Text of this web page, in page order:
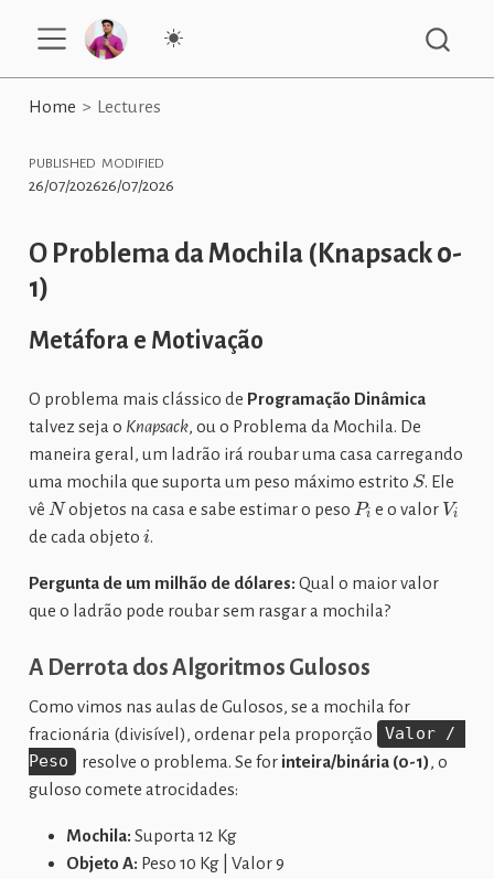
Home Lectures
PUBLISHED
26/07/2026
MODIFIED
26/07/2026
O Problema da Mochila (Knapsack 0-
1)
Metáfora e Motivação
O problema mais clássico de Programação Dinâmica
talvez seja o Knapsack, ou o Problema da Mochila. De
maneira geral, um ladrão irá roubar uma casa carregando
uma mochila que suporta um peso máximo estrito S. Ele
vê N objetos na casa e sabe estimar o peso Pi e o valor Vi
de cada objeto i.
Pergunta de um milhão de dólares: Qual o maior valor
que o ladrão pode roubar sem rasgar a mochila?
A Derrota dos Algoritmos Gulosos
Como vimos nas aulas de Gulosos, se a mochila for
fracionária (divisível), ordenar pela proporção
Valor /
Peso
resolve o problema. Se for inteira/binária (0-1), o
guloso comete atrocidades:
Mochila: Suporta 12 Kg
Objeto A: Peso 10 Kg | Valor 9